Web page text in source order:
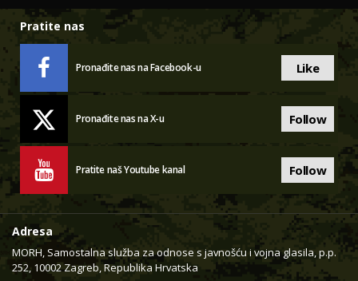
Pratite nas
Pronađite nas na Facebook-u Like
Pronađite nas na X-u Follow
Pratite naš Youtube kanal Follow
Adresa
MORH, Samostalna služba za odnose s javnošću i vojna glasila, p.p.
252, 10002 Zagreb, Republika Hrvatska